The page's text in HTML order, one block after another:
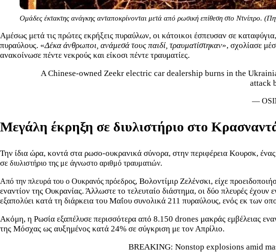
Ομάδες έκτακτης ανάγκης ανταποκρίνονται μετά από ρωσική επίθεση στο Ντνίπρο.
Αμέσως μετά τις πρώτες εκρήξεις πυραύλων, οι κάτοικοι έσπευσαν σε
πυραύλους. «Δέκα άνθρωποι, ανάμεσά τους παιδί, τραυματίστηκαν», σχολίασε
ανακοίνωσε πέντε νεκρούς και είκοσι πέντε τραυματίες.
A Chinese-owned Zeekr electric car dealership burns in the
attack
—
Μεγάλη έκρηξη σε διυλιστήριο στο
Την ίδια ώρα, κοντά στα ρωσο-ουκρανικά σύνορα, στην περιφέρεια Κουρσκ,
σε διυλιστήριο της με άγνωστο αριθμό τραυματιών.
Από την πλευρά του ο Ουκρανός πρόεδρος, Βολοντίμιρ Ζελένσκι, είχε
εναντίον της Ουκρανίας. Άλλωστε το τελευταίο διάστημα, οι δύο πλευρές έχουν
εξαπολύει κατά τη διάρκεια του Μαΐου συνολικά 211 πυραύλους, ενός εκ των
Ακόμη, η Ρωσία εξαπέλυσε περισσότερα από 8.150 drones μακράς εμβέλειας
της Μόσχας ως αυξημένος κατά 24% σε σύγκριση με τον Απρίλιο.
BREAKING: Nonstop explosions amid